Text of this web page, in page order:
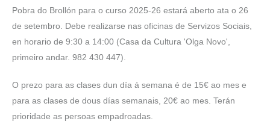
Pobra do Brollón para o curso 2025-26 estará aberto ata o 26
de setembro. Debe realizarse nas oficinas de Servizos Sociais,
en horario de 9:30 a 14:00 (Casa da Cultura 'Olga Novo',
primeiro andar. 982 430 447).
O prezo para as clases dun día á semana é de 15€ ao mes e
para as clases de dous días semanais, 20€ ao mes. Terán
prioridade as persoas empadroadas.